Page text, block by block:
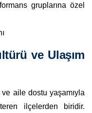
gruplarına özel
ve Ulaşım
ve aile dostu yaşamıyla
ilçelerden biridir.